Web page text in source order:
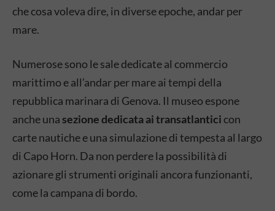
che cosa voleva dire, in diverse epoche, andar per
mare.
Numerose sono le sale dedicate al commercio
marittimo e all’andar per mare ai tempi della
repubblica marinara di Genova. Il museo espone
anche unasezione dedicata ai transatlantici con
carte nautiche e una simulazione di tempesta al largo
di Capo Horn. Da non perdere la possibilità di
azionare gli strumenti originali ancora funzionanti,
come la campana di bordo.